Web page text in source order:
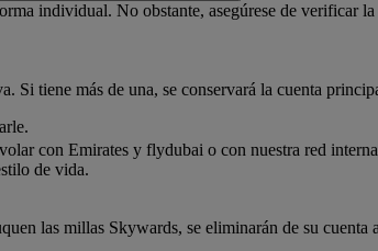
individual. No obstante, asegúrese de verificar
Si tiene más de una, se conservará la cuenta
con Emirates y flydubai o con nuestra red
de vida.
las millas Skywards, se eliminarán de su cuenta